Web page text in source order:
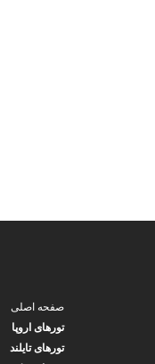
صفحه اصلی
تورهای اروپا
تورهای تایلند